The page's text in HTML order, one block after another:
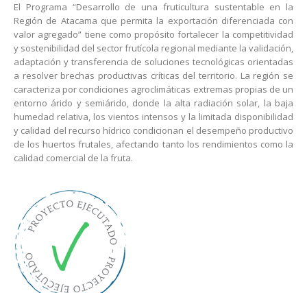
El Programa “Desarrollo de una fruticultura sustentable en la
Región de Atacama que permita la exportación diferenciada con
valor agregado” tiene como propósito fortalecer la competitividad
y sostenibilidad del sector frutícola regional mediante la validación,
adaptación y transferencia de soluciones tecnológicas orientadas
a resolver brechas productivas críticas del territorio. La región se
caracteriza por condiciones agroclimáticas extremas propias de un
entorno árido y semiárido, donde la alta radiación solar, la baja
humedad relativa, los vientos intensos y la limitada disponibilidad
y calidad del recurso hídrico condicionan el desempeño productivo
de los huertos frutales, afectando tanto los rendimientos como la
calidad comercial de la fruta.